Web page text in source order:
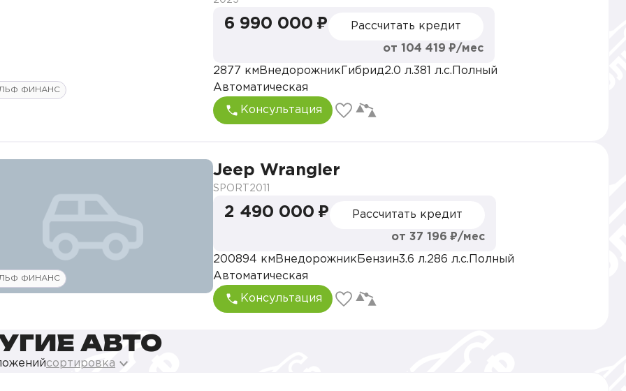
ФИНАНС
6 990 000 ₽ Рассчитать кредит
от 104 419 ₽/мес
2877 км Внедорожник Гибрид2.0 л.381 л.с. Полный
Автоматическая
Консультация
ФИНАНС
Jeep Wrangler
SPORT 2011
2 490 000 ₽ Рассчитать кредит
от 37 196 ₽/мес
200894 км Внедорожник Бензин3.6 л.286 л.с. Полный
Автоматическая
Консультация
АВТО
сортировка